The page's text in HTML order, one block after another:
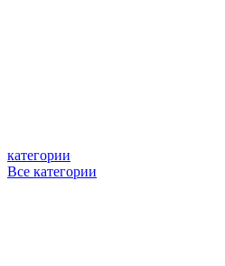
категории
Все категории